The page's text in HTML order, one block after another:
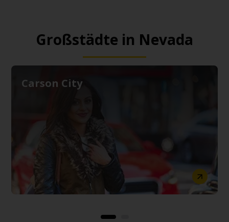
Großstädte in Nevada
Carson City